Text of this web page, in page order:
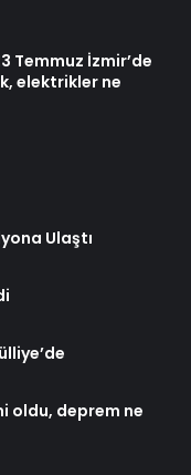
Temmuz İzmir’de
elektrikler ne
Ulaştı
oldu, deprem ne